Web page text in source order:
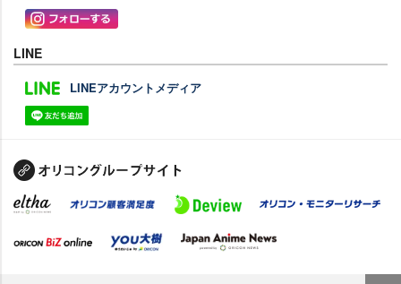
LINE
LINEアカウントメディア